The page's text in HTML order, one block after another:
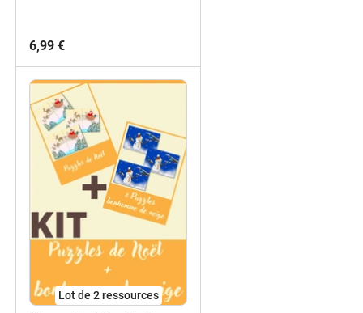
6,99 €
Lot de 2 ressources